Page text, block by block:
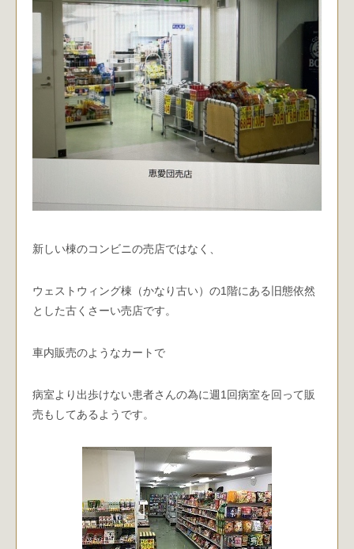
新しい棟のコンビニの売店ではなく、
ウェストウィング棟（かなり古い）の1階にある旧態依然
とした古くさーい売店です。
車内販売のようなカートで
病室より出歩けない患者さんの為に週1回病室を回って販
売もしてあるようです。